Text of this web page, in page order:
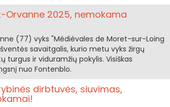
Orvanne 2025, nemokama
(77) vyks "Médiévales de Moret-sur-Loing
savaitgalis, kurio metu vyks žirgų
ir viduramžių pokylis. Visiškas
nuo Fontenblo.
dirbtuvės, siuvimas,